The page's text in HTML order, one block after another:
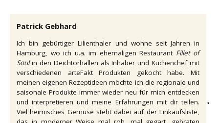
Patrick Gebhard
Ich bin gebürtiger Lilienthaler und wohne seit Jahren in
Hamburg, wo ich u.a. im ehemaligen Restaurant Fillet of
Soulin den Deichtorhallen als Inhaber und Küchenchef mit
verschiedenen arteFakt Produkten gekocht habe. Mit
meinen eigenen Rezeptideen möchte ich die regionale und
saisonale Produkte immer wieder neu für mich entdecken
und interpretieren und meine Erfahrungen mit dir teilen.
Viel heimisches Gemüse steht dabei auf der Einkaufsliste,
"